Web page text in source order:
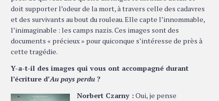
doit supporter l’odeur de la mort, à travers celle des cadavres
et des survivants au bout du rouleau. Elle capte l’innommable,
l’inimaginable : les camps nazis. Ces images sont des
documents « précieux » pour quiconque s’intéresse de près à
cette tragédie.
Y-a-t-il des images qui vous ont accompagné durant
l’écriture d’Au pays perdu ?
Norbert Czarny : Oui, je pense